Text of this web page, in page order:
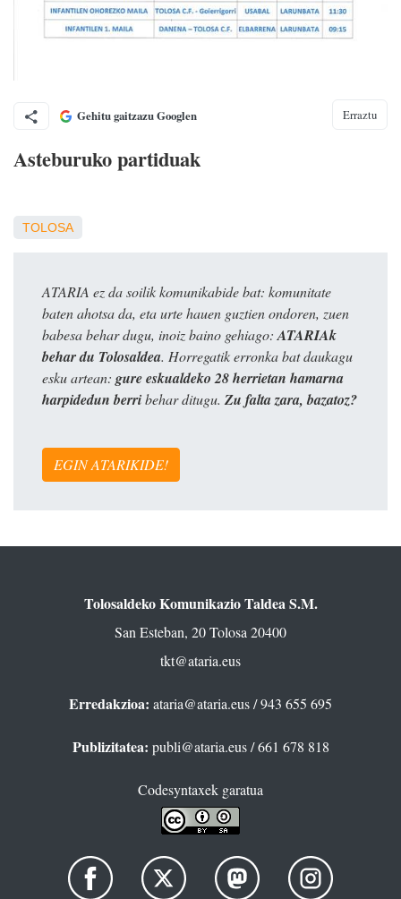
Gehitu gaitzazu Googlen Erraztu
Asteburuko partiduak
TOLOSA
ATARIA ez da soilik komunikabide bat: komunitate
baten ahotsa da, eta urte hauen guztien ondoren, zuen
babesa behar dugu, inoiz baino gehiago:ATARIAk
behar du Tolosaldea. Horregatik erronka bat daukagu
esku artean: gure eskualdeko 28 herrietan hamarna
harpidedun berribehar ditugu. Zu falta zara, bazatoz?
EGIN ATARIKIDE!
Tolosaldeko Komunikazio Taldea S.M.
San Esteban, 20 Tolosa 20400
tkt@ataria.eus
Erredakzioa: ataria@ataria.eus/ 943 655 695
Publizitatea: publi@ataria.eus/ 661 678 818
Codesyntaxek garatua